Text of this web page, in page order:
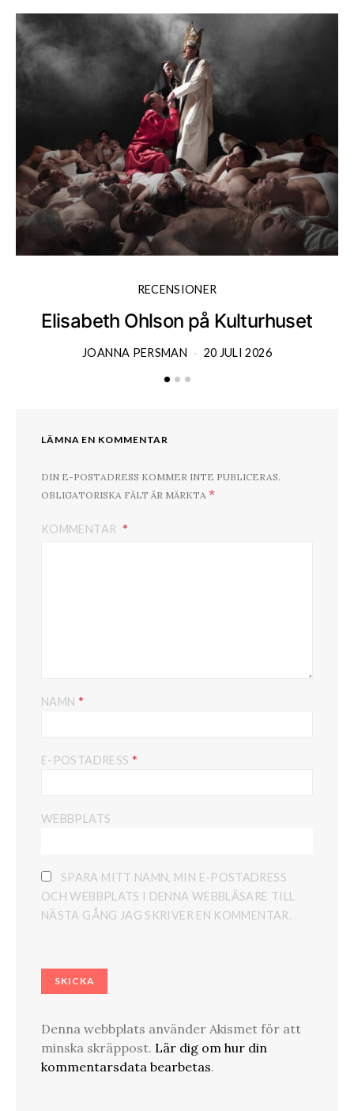
RECENSIONER
Elisabeth Ohlson på Kulturhuset
JOANNA PERSMAN 20 JULI 2026
LÄMNA EN KOMMENTAR
DIN E-POSTADRESS KOMMER INTE PUBLICERAS.
OBLIGATORISKA FÄLT ÄR MÄRKTA *
KOMMENTAR
NAMN *
E-POSTADRESS *
WEBBPLATS
SPARA MITT NAMN, MIN E-POSTADRESS
OCH WEBBPLATS I DENNA WEBBLÄSARE TILL
NÄSTA GÅNG JAG SKRIVER EN KOMMENTAR.
Denna webbplats använder Akismet för att
minska skräppost. Lär dig om hur din
kommentarsdata bearbetas.